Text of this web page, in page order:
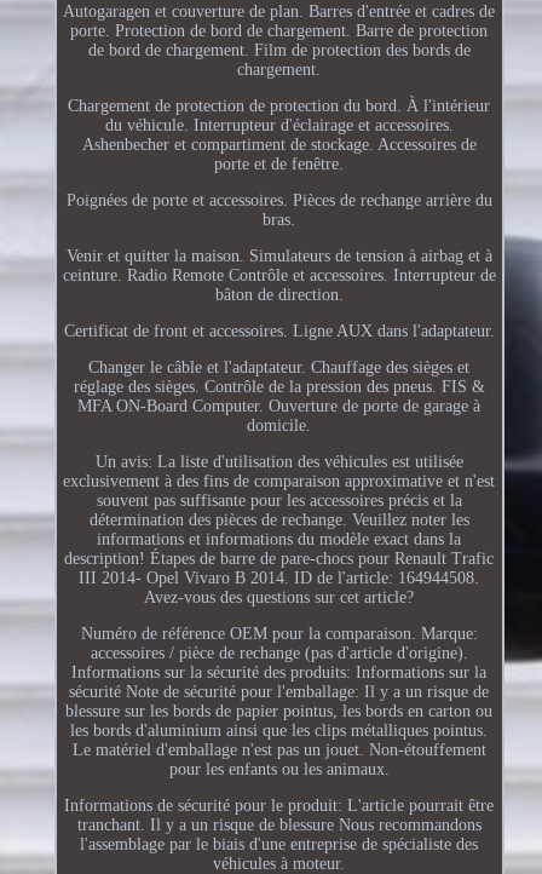
Autogaragen et couverture de plan. Barres d'entrée et cadres de
porte. Protection de bord de chargement. Barre de protection
de bord de chargement. Film de protection des bords de
chargement.
Chargement de protection de protection du bord. À l'intérieur
du véhicule. Interrupteur d'éclairage et accessoires.
Ashenbecher et compartiment de stockage. Accessoires de
porte et de fenêtre.
Poignées de porte et accessoires. Pièces de rechange arrière du
bras.
Venir et quitter la maison. Simulateurs de tension à airbag et à
ceinture. Radio Remote Contrôle et accessoires. Interrupteur de
bâton de direction.
Certificat de front et accessoires. Ligne AUX dans l'adaptateur.
Changer le câble et l'adaptateur. Chauffage des sièges et
réglage des sièges. Contrôle de la pression des pneus. FIS &
MFA ON-Board Computer. Ouverture de porte de garage à
domicile.
Un avis: La liste d'utilisation des véhicules est utilisée
exclusivement à des fins de comparaison approximative et n'est
souvent pas suffisante pour les accessoires précis et la
détermination des pièces de rechange. Veuillez noter les
informations et informations du modèle exact dans la
description! Étapes de barre de pare-chocs pour Renault Trafic
III 2014- Opel Vivaro B 2014. ID de l'article: 164944508.
Avez-vous des questions sur cet article?
Numéro de référence OEM pour la comparaison. Marque:
accessoires / pièce de rechange (pas d'article d'origine).
Informations sur la sécurité des produits: Informations sur la
sécurité Note de sécurité pour l'emballage: Il y a un risque de
blessure sur les bords de papier pointus, les bords en carton ou
les bords d'aluminium ainsi que les clips métalliques pointus.
Le matériel d'emballage n'est pas un jouet. Non-étouffement
pour les enfants ou les animaux.
Informations de sécurité pour le produit: L'article pourrait être
tranchant. Il y a un risque de blessure Nous recommandons
l'assemblage par le biais d'une entreprise de spécialiste des
véhicules à moteur.